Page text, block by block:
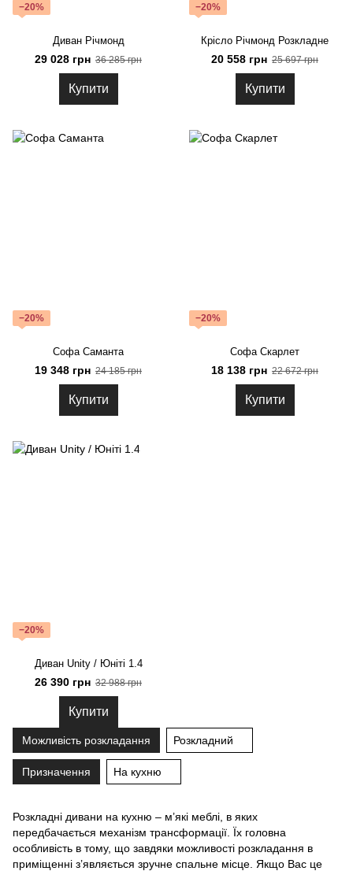
Розкладні дивани на кухню – м’які меблі, в яких
передбачається механізм трансформації. Їх головна
особливість в тому, що завдяки можливості розкладання в
приміщенні з’являється зручне спальне місце. Якщо Вас це
−20%
Диван Річмонд
29 028 грн 36 285 грн
Купити
−20%
Крісло Річмонд Розкладне
20 558 грн 25 697 грн
Купити
−20%
Софа Саманта
19 348 грн 24 185 грн
Купити
−20%
Софа Скарлет
18 138 грн 22 672 грн
Купити
−20%
Диван Unity / Юніті 1.4
26 390 грн 32 988 грн
Купити
Можливість розкладання Розкладний
Призначення На кухню